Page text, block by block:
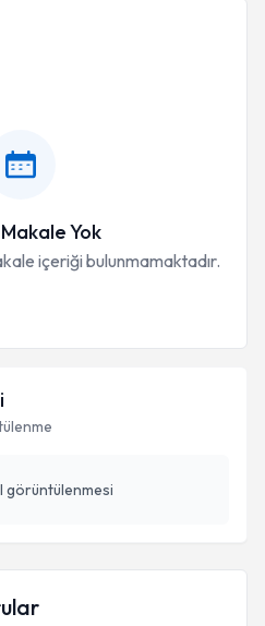
Yok
içeriği bulunmamaktadır.
görüntülenmesi